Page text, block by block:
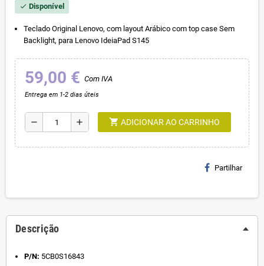
check Disponível
Teclado Original Lenovo, com layout Arábico com top case Sem
Backlight, para Lenovo IdeiaPad S145
59,00 € Com IVA
Entrega em 1-2 dias úteis
remove add shopping_cart ADICIONAR AO CARRINHO
Partilhar
Descrição
P/N: 5CB0S16843